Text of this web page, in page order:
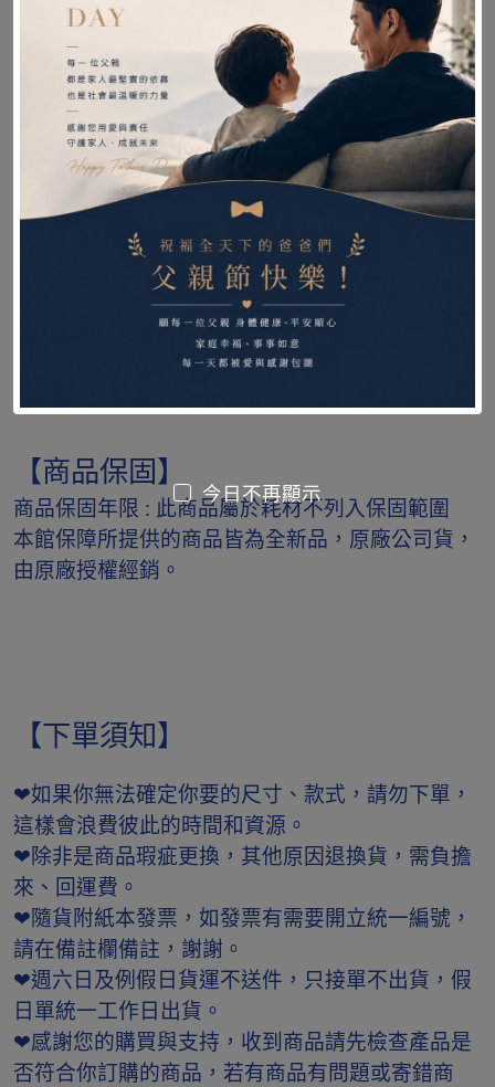
●並應用膝蓋周圍的墊片,牢固地穩定膝蓋。正面採
用可調整尼龍黏扣帶。
【注意事項 】
1.配戴過程中，若因個人使用習慣或膚質而出現
紅、腫、癢、麻或刺痛感等現象發生時，請立即停
止使用或就醫。
2.本產品請用手洗平放晾乾並存放陰涼處及小孩不
【商品保固】
商品保固年限 : 此商品屬於耗材不列入保固範圍
本館保障所提供的商品皆為全新品，原廠公司貨，
由原廠授權經銷。
【下單須知】
❤如果你無法確定你要的尺寸、款式，請勿下單，
這樣會浪費彼此的時間和資源。
❤除非是商品瑕疵更換，其他原因退換貨，需負擔
來、回運費。
❤隨貨附紙本發票，如發票有需要開立統一編號，
請在備註欄備註，謝謝。
❤週六日及例假日貨運不送件，只接單不出貨，假
日單統一工作日出貨。
❤感謝您的購買與支持，收到商品請先檢查產品是
否符合你訂購的商品，若有商品有問題或寄錯商
今日不再顯示